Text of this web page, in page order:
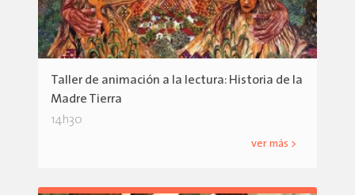
Taller de animación a la lectura: Historia de la
Madre Tierra
14h30
ver más >